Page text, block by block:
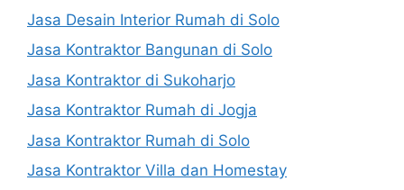
Jasa Desain Interior Rumah di Solo
Jasa Kontraktor Bangunan di Solo
Jasa Kontraktor di Sukoharjo
Jasa Kontraktor Rumah di Jogja
Jasa Kontraktor Rumah di Solo
Jasa Kontraktor Villa dan Homestay